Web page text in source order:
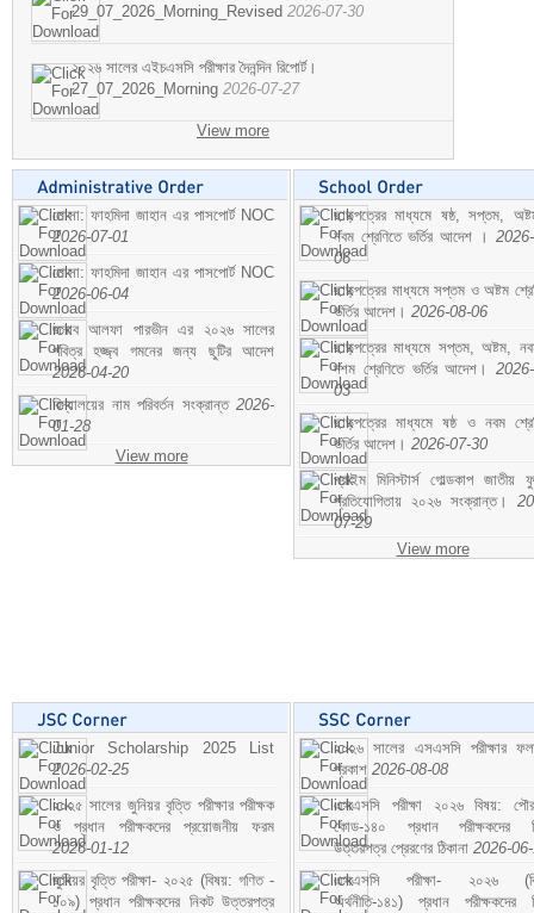
29_07_2026_Morning_Revised 2026-07-30
২০২৬ সালের এইচএসসি পরীক্ষার দৈনন্দিন রিপোর্ট।
27_07_2026_Morning 2026-07-27
View more
মোসা: ফাহমিদা জাহান এর পাসপোর্ট NOC
2026-07-01
মোসা: ফাহমিদা জাহান এর পাসপোর্ট NOC
2026-06-04
জনাব আলফা পারভীন এর ২০২৬ সালের
পবিত্র হজ্জ্ব গমনের জন্য ছুটির আদেশ
2026-04-20
বিদ্যালয়ের নাম পরিবর্তন সংক্রান্ত 2026-
01-28
View more
ছাড়পত্রের মাধ্যমে ষষ্ঠ, সপ্তম,
নবম শ্রেণিতে ভর্তির আদেশ ।
06
ছাড়পত্রের মাধ্যমে সপ্তম ও অষ্টম
ভর্তির আদেশ। 2026-08-06
ছাড়পত্রের মাধ্যমে সপ্তম, অষ্টম,
দশম শ্রেণিতে ভর্তির আদেশ।
03
ছাড়পত্রের মাধ্যমে ষষ্ঠ ও নবম
ভর্তির আদেশ। 2026-07-30
প্রাইম মিনিস্টার্স গোল্ডকাপ জাতীয়
প্রতিযোগিতায় ২০২৬ সংক্রান্ত।
07-29
View more
Junior Scholarship 2025 List
2026-02-25
২০২৫ সালের জুনিয়র বৃত্তি পরীক্ষার পরীক্ষক
ও প্রধান পরীক্ষকদের প্রয়োজনীয় ফরম
2026-01-12
জুনিয়র বৃত্তি পরীক্ষা- ২০২৫ (বিষয়: গণিত -
১০৯) প্রধান পরীক্ষকদের নিকট উত্তরপত্র
২০২৬ সালের এসএসসি পরীক্ষার
প্রকাশ 2026-08-08
এসএসসি পরীক্ষা ২০২৬ বিষয়:
কোড-১৪০ প্রধান পরীক্ষকদের
উত্তরপত্র প্রেরণের ঠিকানা 2026-
এসএসসি পরীক্ষা- ২০২৬
অর্থনীতি-১৪১) প্রধান পরীক্ষকদের